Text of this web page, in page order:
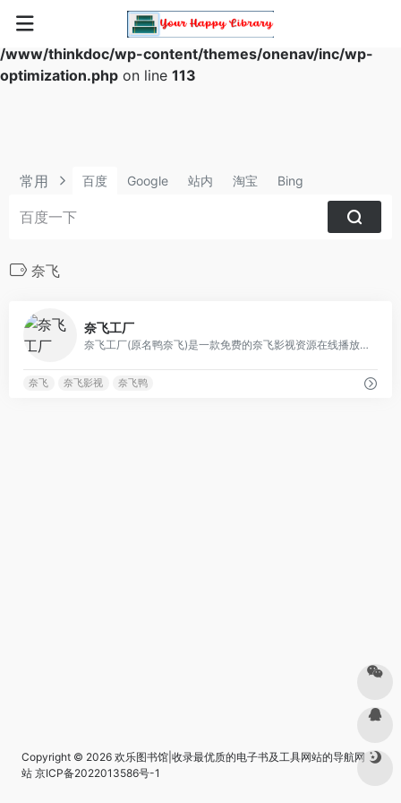
Warning
: Array to string conversion in
/www/thinkdoc/wp-content/themes/onenav/inc/wp-
optimization.php on line 113
常用 百度 Google 站内 淘宝 Bing
奈飞
奈飞工厂
奈飞工厂(原名鸭奈飞)是一款免费的奈飞影视资源在线播放网站，网站内的影视动漫资源基本与奈飞官网Netflix同步，国外热门电影剧集在这里基本都可以免费观看
奈飞 奈飞影视 奈飞鸭
Copyright © 2026 欢乐图书馆|收录最优质的电子书及工具网站的导航网
站 京ICP备2022013586号-1